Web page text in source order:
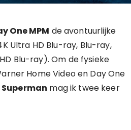
One MPM de avontuurlijke
Ultra HD Blu-ray, Blu-ray,
Blu-ray). Om de fysieke
Home Video en Day One
Superman mag ik twee keer